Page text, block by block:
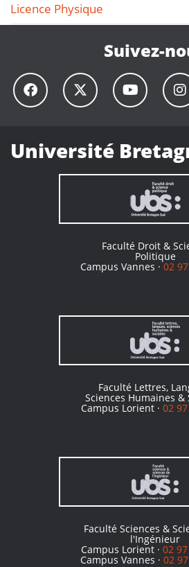
Licence Physique
Suivez-
Université
Faculté Droit &
Politique
Campus Vannes ·02
Faculté Lettres,
Sciences Humaines &
Campus Lorient · 02
Faculté Sciences &
l'Ingénieur
Campus Lorient · 02
Campus Vannes · 02